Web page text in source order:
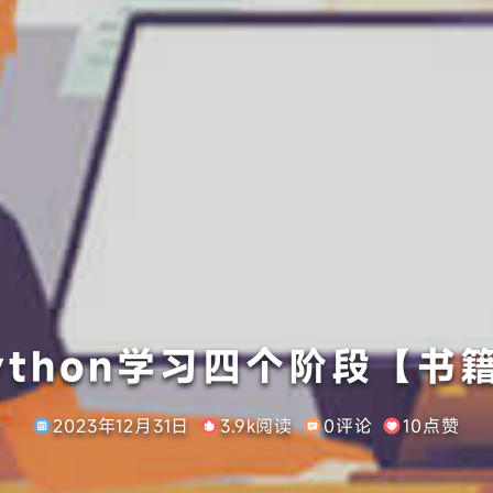
学习四个阶段【书
2023年12月31日 3.9k阅读 0评论 10点赞